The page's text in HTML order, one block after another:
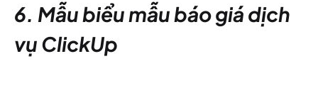
6. Mẫu biểu mẫu báo giá dịch
vụ ClickUp